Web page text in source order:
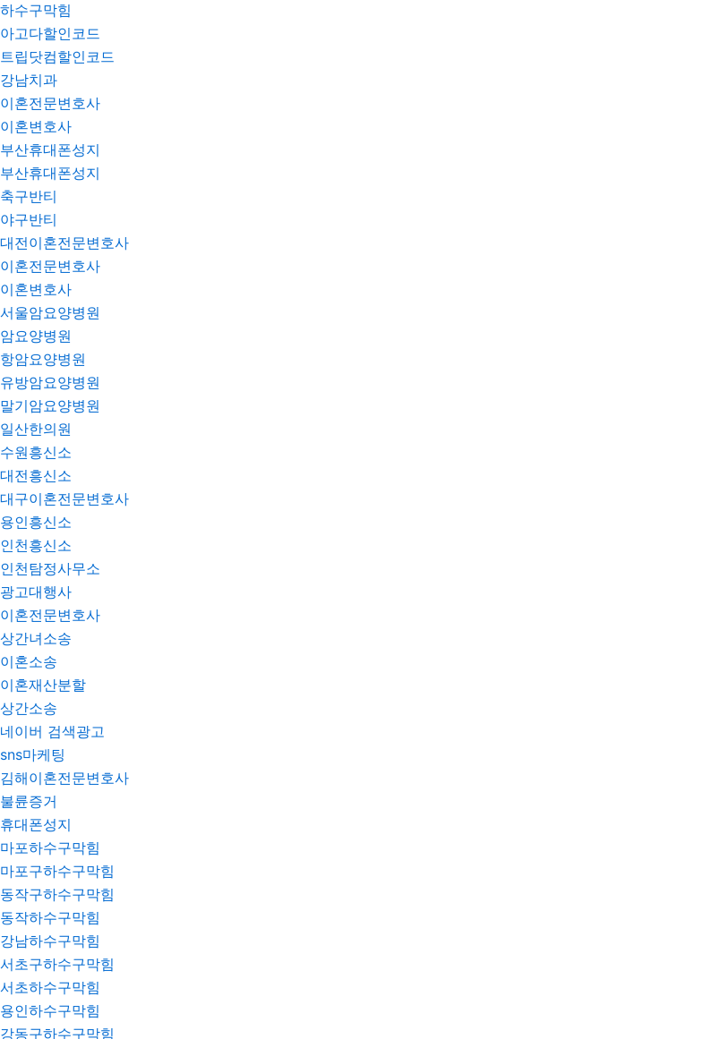
하수구막힘
아고다할인코드
트립닷컴할인코드
강남치과
이혼전문변호사
이혼변호사
부산휴대폰성지
부산휴대폰성지
축구반티
야구반티
대전이혼전문변호사
이혼전문변호사
이혼변호사
서울암요양병원
암요양병원
항암요양병원
유방암요양병원
말기암요양병원
일산한의원
수원흥신소
대전흥신소
대구이혼전문변호사
용인흥신소
인천흥신소
인천탐정사무소
광고대행사
이혼전문변호사
상간녀소송
이혼소송
이혼재산분할
상간소송
네이버 검색광고
sns마케팅
김해이혼전문변호사
불륜증거
휴대폰성지
마포하수구막힘
마포구하수구막힘
동작구하수구막힘
동작하수구막힘
강남하수구막힘
서초구하수구막힘
서초하수구막힘
용인하수구막힘
강동구하수구막힘